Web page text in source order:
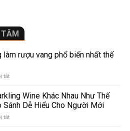
làm rượu vang phổ biến nhất thế
tắtở
giống
nho
trắng
làm
Wine Khác Nhau Như Thế
Sánh Dễ Hiểu Cho Người Mới
tắtở